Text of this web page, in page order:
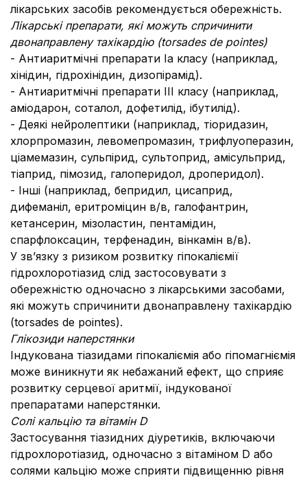
лікарських засобів рекомендується обережність.
Лікарські препарати, які можуть спричинити
двонаправлену тахікардію (torsades de pointes)
- Антиаритмічні препарати Ia класу (наприклад,
хінідин, гідрохінідин, дизопірамід).
- Антиаритмічні препарати III класу (наприклад,
аміодарон, соталол, дофетилід, ібутилід).
- Деякі нейролептики (наприклад, тіоридазин,
хлорпромазин, левомепромазин, трифлуоперазин,
ціамемазин, сульпірид, сультоприд, амісульприд,
тіаприд, пімозид, галоперидол, дроперидол).
- Інші (наприклад, бепридил, цисаприд,
дифеманіл, еритроміцин в/в, галофантрин,
кетансерин, мізоластин, пентамідин,
спарфлоксацин, терфенадин, вінкамін в/в).
У зв’язку з ризиком розвитку гіпокаліємії
гідрохлоротіазид слід застосовувати з
обережністю одночасно з лікарськими засобами,
які можуть спричинити двонаправлену тахікардію
(torsades de pointes).
Глікозиди наперстянки
Індукована тіазидами гіпокаліємія або гіпомагніємія
може виникнути як небажаний ефект, що сприяє
розвитку серцевої аритмії, індукованої
препаратами наперстянки.
Солі кальцію та вітамін D
Застосування тіазидних діуретиків, включаючи
гідрохлоротіазид, одночасно з вітаміном D або
солями кальцію може сприяти підвищенню рівня